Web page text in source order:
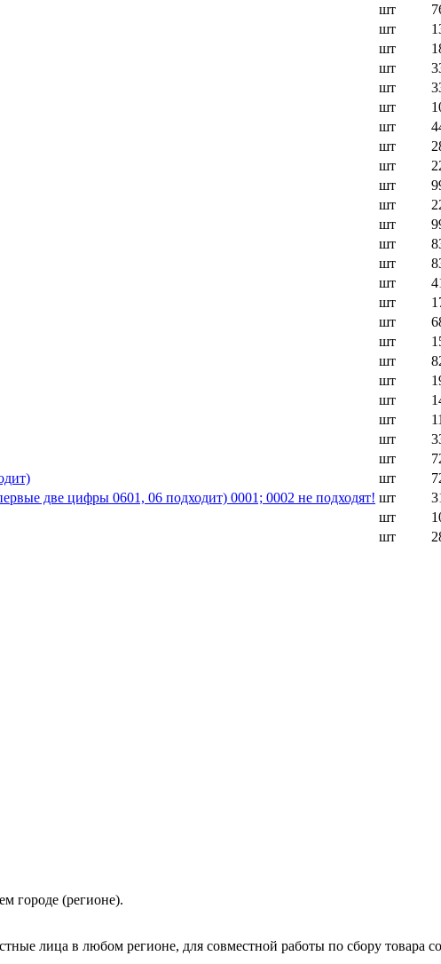
шт
шт
шт
шт
шт
шт
шт
шт
шт
шт
шт
шт
шт
шт
шт
шт
шт
шт
шт
шт
шт
шт
шт
шт
шт
две цифры 0601, 06 подходит) 0001; 0002 не подходят! шт
шт
шт
городе (регионе).
лица в любом регионе, для совместной работы по сбору товара